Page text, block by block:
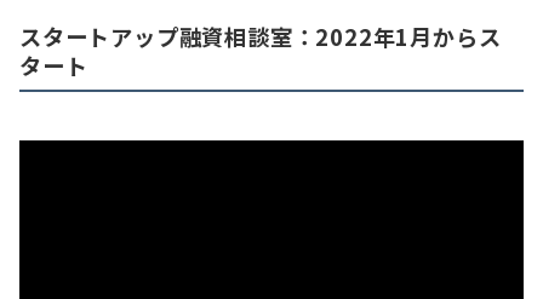
スタートアップ融資相談室：2022年1月からス
タート